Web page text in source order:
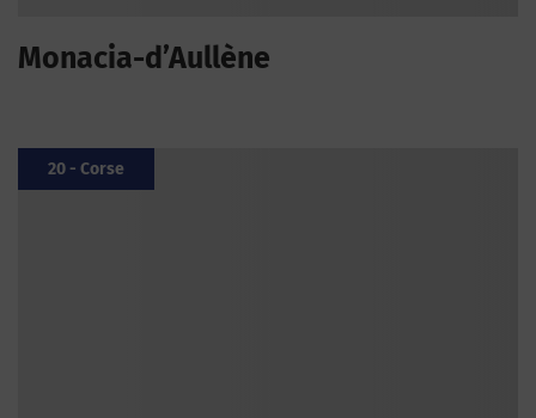
Monacia-d’Aullène
20 - Corse